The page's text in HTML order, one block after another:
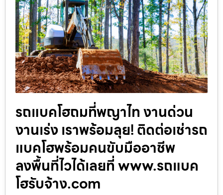
รถแบคโฮถมที่พญาไท งานด่วน
งานเร่ง เราพร้อมลุย! ติดต่อเช่ารถ
แบคโฮพร้อมคนขับมืออาชีพ
ลงพื้นที่ไวได้เลยที่ www.รถแบค
โฮรับจ้าง.com